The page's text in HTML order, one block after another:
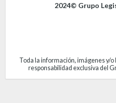
2024© Grupo
Toda la información, imágenes y/o
responsabilidad exclusiva del